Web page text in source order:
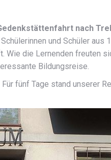
nach
und Schüler aus
Wie die Lernenden freuten
Bildungsreise.
fünf Tage stand unserer